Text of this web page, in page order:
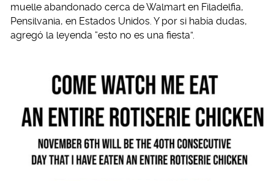
muelle abandonado cerca de Walmart en Filadelfia,
Pensilvania, en Estados Unidos. Y por si había dudas,
agregó la leyenda “esto no es una fiesta”.